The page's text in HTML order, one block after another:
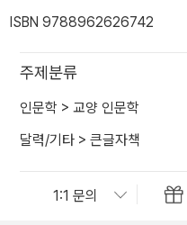
ISBN 9788962626742
주제분류
인문학 > 교양 인문학
달력/기타 > 큰글자책